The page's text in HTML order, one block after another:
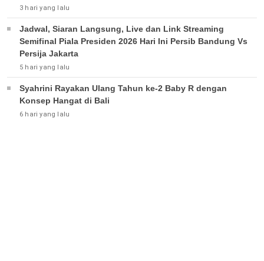
3 hari yang lalu
Jadwal, Siaran Langsung, Live dan Link Streaming
Semifinal Piala Presiden 2026 Hari Ini Persib Bandung Vs
Persija Jakarta
5 hari yang lalu
Syahrini Rayakan Ulang Tahun ke-2 Baby R dengan
Konsep Hangat di Bali
6 hari yang lalu